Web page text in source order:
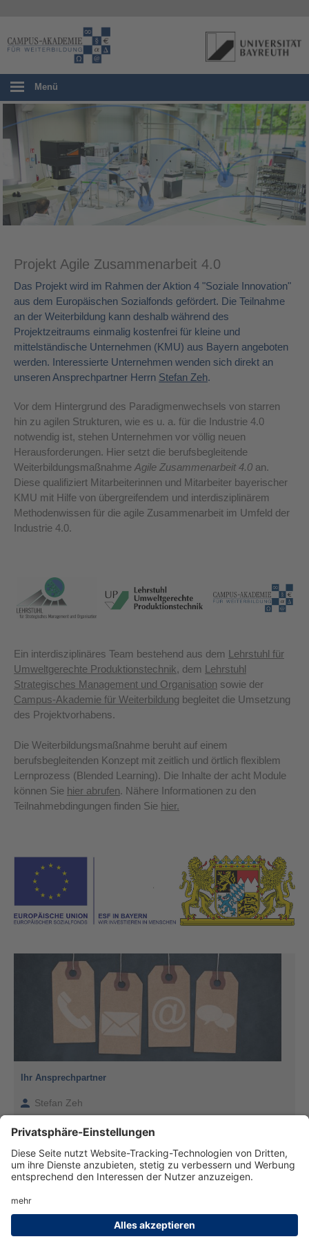
Menü
Projekt Agile Zusammenarbeit 4.0
Das Projekt wird im Rahmen der Aktion 4 "Soziale Innovation"
aus dem Europäischen Sozialfonds gefördert. Die Teilnahme
an der Weiterbildung kann deshalb während des
Projektzeitraums einmalig kostenfrei für kleine und
mittelständische Unternehmen (KMU) aus Bayern angeboten
werden. Interessierte Unternehmen wenden sich direkt an
unseren Ansprechpartner Herrn Stefan Zeh.
Vor dem Hintergrund des Paradigmenwechsels von starren
hin zu agilen Strukturen, wie es u. a. für die Industrie 4.0
notwendig ist, stehen Unternehmen vor völlig neuen
Herausforderungen. Hier setzt die berufsbegleitende
Weiterbildungsmaßnahme Agile Zusammenarbeit 4.0 an.
Diese qualifiziert Mitarbeiterinnen und Mitarbeiter bayerischer
KMU mit Hilfe von übergreifendem und interdisziplinärem
Methodenwissen für die agile Zusammenarbeit im Umfeld der
Industrie 4.0.
Ein interdisziplinäres Team bestehend aus dem Lehrstuhl für
Umweltgerechte Produktionstechnik, dem Lehrstuhl
Strategisches Management und Organisation sowie der
Campus-Akademie für Weiterbildung begleitet die Umsetzung
des Projektvorhabens.
Die Weiterbildungsmaßnahme beruht auf einem
berufsbegleitenden Konzept mit zeitlich und örtlich flexiblem
Lernprozess (Blended Learning). Die Inhalte der acht Module
können Sie hier abrufen. Nähere Informationen zu den
Teilnahmebdingungen finden Sie hier.
Ihr Ansprechpartner
Stefan Zeh
stefan.zeh@uni-bayreuth.de
Verantwortlich für die Redaktion: